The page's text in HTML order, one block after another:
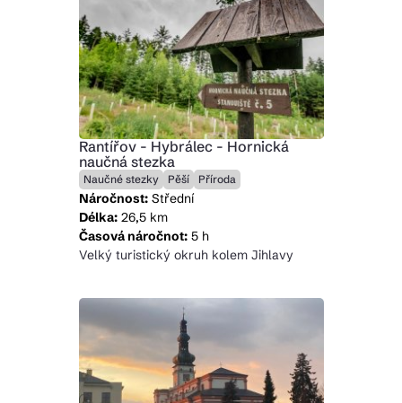
Rantířov - Hybrálec - Hornická
naučná stezka
Naučné stezky Pěší Příroda
Náročnost:Střední
Délka:26,5 km
Časová náročnot:5 h
Velký turistický okruh kolem Jihlavy